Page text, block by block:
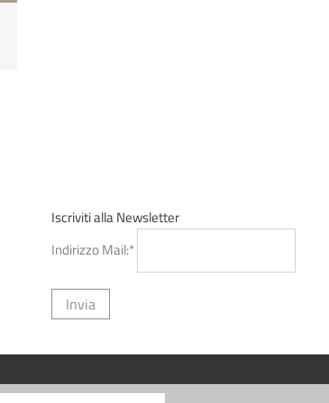
Iscriviti alla Newsletter
Indirizzo Mail:*